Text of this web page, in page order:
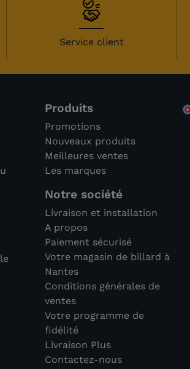
Service client
Produits
Promotions
Nouveaux produits
Meilleures ventes
Les marques
Notre société
Livraison et installation
A propos
Paiement sécurisé
Votre magasin de billard à
Nantes
Conditions générales de
ventes
Votre programme de
fidélité
Livraison Plus
Contactez-nous